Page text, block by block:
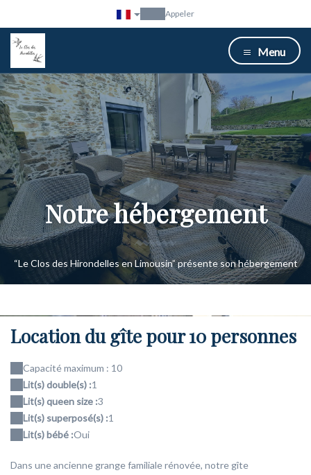
Appeler
Menu
Notre hébergement
“Le Clos des Hirondelles en Limousin” présente son hébergement
Location du gîte pour 10 personnes
Capacité maximum : 10
Lit(s) double(s) :1
Lit(s) queen size :3
Lit(s) superposé(s) :1
Lit(s) bébé :Oui
Dans une ancienne grange familiale rénovée, notre gîte